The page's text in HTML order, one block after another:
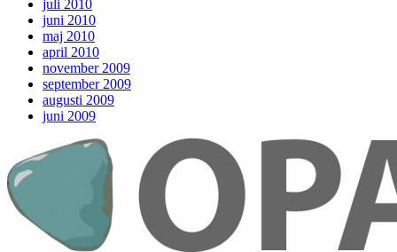
juli 2010
juni 2010
maj 2010
april 2010
november 2009
september 2009
augusti 2009
juni 2009